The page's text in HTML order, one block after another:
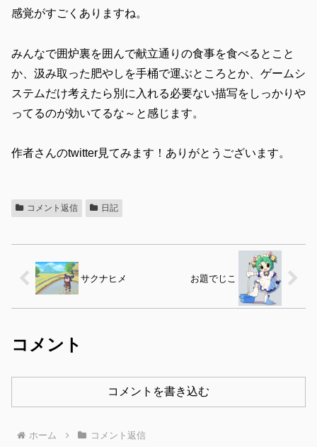
感覚がすごくありますね。
みんなで囲炉裏を囲んで献立通りの食事を食べるとこと
か、汲み取った肥やしを手桶で運ぶところとか、ゲームシ
ステムだけ考えたら別に入れる必要ない描写をしっかりや
ってるのが効いてるな～と感じます。
作者さんのtwitter見てみます！ありがとうございます。
コメント返信 日記
サクナヒメ お題でじこ
コメント
コメントを書き込む
ホーム コメント返信